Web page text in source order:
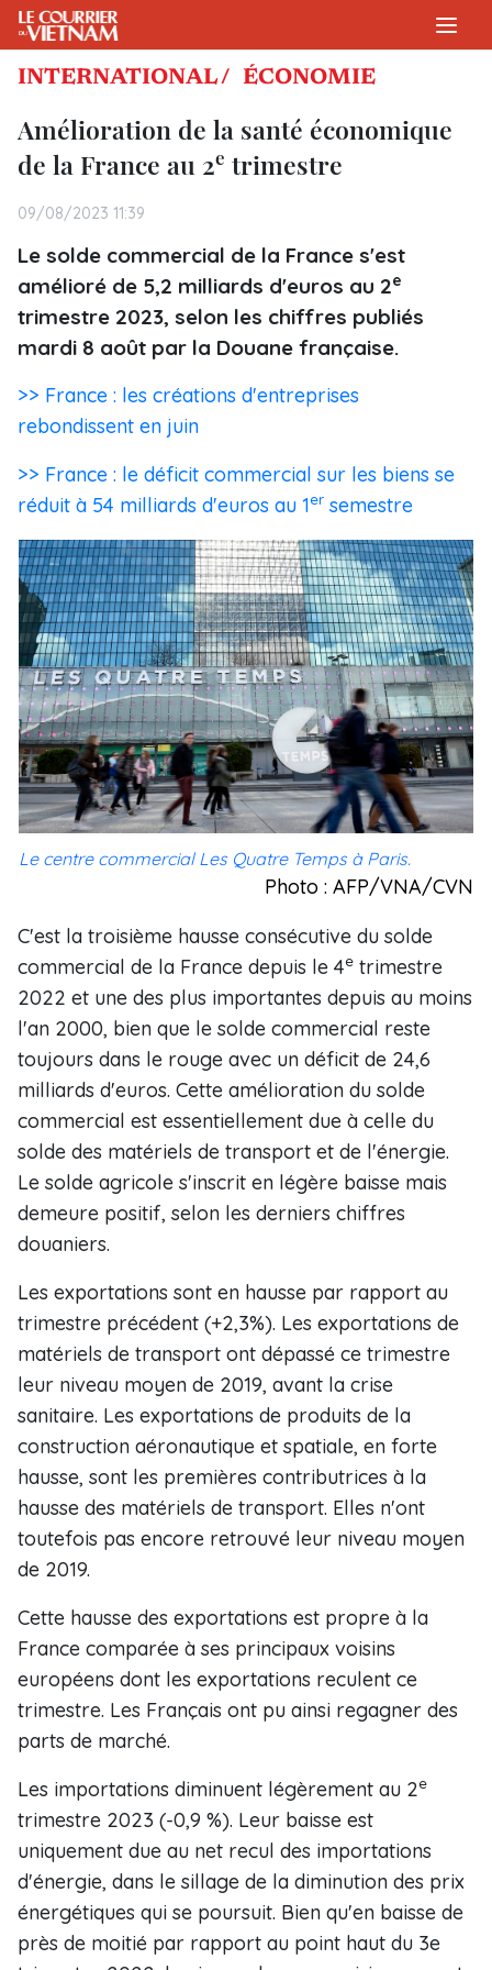
INTERNATIONAL / ÉCONOMIE
Amélioration de la santé économique
de la France au 2e trimestre
09/08/2023 11:39
Le solde commercial de la France s'est
amélioré de 5,2 milliards d'euros au 2e
trimestre 2023, selon les chiffres publiés
mardi 8 août par la Douane française.
>> France : les créations d'entreprises
rebondissent en juin
>> France : le déficit commercial sur les biens se
réduit à 54 milliards d'euros au 1er semestre
Le centre commercial Les Quatre Temps à Paris.
Photo : AFP/VNA/CVN
C'est la troisième hausse consécutive du solde
commercial de la France depuis le 4e trimestre
2022 et une des plus importantes depuis au moins
l'an 2000, bien que le solde commercial reste
toujours dans le rouge avec un déficit de 24,6
milliards d'euros. Cette amélioration du solde
commercial est essentiellement due à celle du
solde des matériels de transport et de l'énergie.
Le solde agricole s'inscrit en légère baisse mais
demeure positif, selon les derniers chiffres
douaniers.
Les exportations sont en hausse par rapport au
trimestre précédent (+2,3%). Les exportations de
matériels de transport ont dépassé ce trimestre
leur niveau moyen de 2019, avant la crise
sanitaire. Les exportations de produits de la
construction aéronautique et spatiale, en forte
hausse, sont les premières contributrices à la
hausse des matériels de transport. Elles n'ont
toutefois pas encore retrouvé leur niveau moyen
de 2019.
Cette hausse des exportations est propre à la
France comparée à ses principaux voisins
européens dont les exportations reculent ce
trimestre. Les Français ont pu ainsi regagner des
parts de marché.
Les importations diminuent légèrement au 2e
trimestre 2023 (-0,9 %). Leur baisse est
uniquement due au net recul des importations
d'énergie, dans le sillage de la diminution des prix
énergétiques qui se poursuit. Bien qu'en baisse de
près de moitié par rapport au point haut du 3e